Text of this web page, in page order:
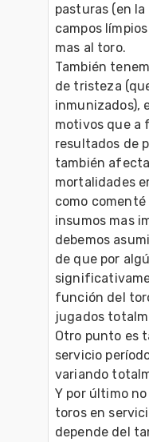
pasturas (en la
campos
mas al toro.
También
de tristeza
inmunizados),
motivos que a
resultados de
también
mortalidades
como
insumos mas
debemos
de que por
función del
jugados
Otro punto es
servicio
variando
Y por último
toros en
depende del